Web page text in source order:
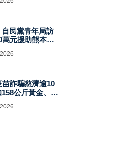
背後的數位信
民黨青年局訪
萬元援助熊本震
詐騙慈濟逾10
公斤黃金、豪